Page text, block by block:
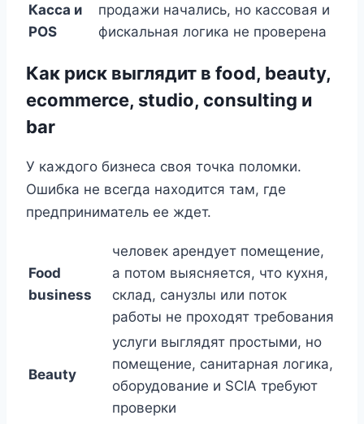
Касса и
POS
продажи начались, но кассовая и
фискальная логика не проверена
Как риск выглядит в food, beauty,
ecommerce, studio, consulting и
bar
У каждого бизнеса своя точка поломки.
Ошибка не всегда находится там, где
предприниматель ее ждет.
Food
business
человек арендует помещение,
а потом выясняется, что кухня,
склад, санузлы или поток
работы не проходят требования
Beauty
услуги выглядят простыми, но
помещение, санитарная логика,
оборудование и SCIA требуют
проверки